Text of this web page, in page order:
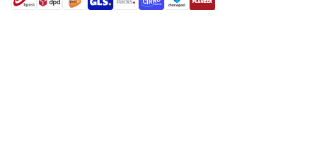
shipment methods